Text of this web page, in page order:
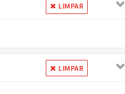
LIMPAR
LIMPAR